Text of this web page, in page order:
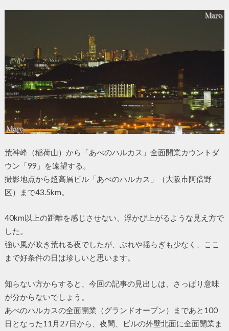
荒神峰（稲荷山）から「あべのハルカス」全面開業カウントダ
ウン「99」を遠望する。
撮影地点から超高層ビル「あべのハルカス」（大阪市阿倍野
区）まで43.5km。
40km以上の距離を感じさせない、浮かび上がるような見え方で
した。
強い風が吹き荒れる夜でしたが、ぶれや揺らぎも少なく、ここ
まで好条件の日は珍しいと思います。
知らない方からすると、今回の記事の見出しは、さっぱり意味
が分からないでしょう。
あべのハルカスの全面開業（グランドオープン）まであと100
日となった11月27日から、夜間、ビルの外壁北面に全面開業ま